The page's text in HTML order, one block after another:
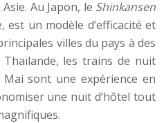
Au Japon, le Shinkansen
un modèle d’efficacité et
villes du pays à des
Thaïlande, les trains de nuit
sont une expérience en
une nuit d’hôtel tout